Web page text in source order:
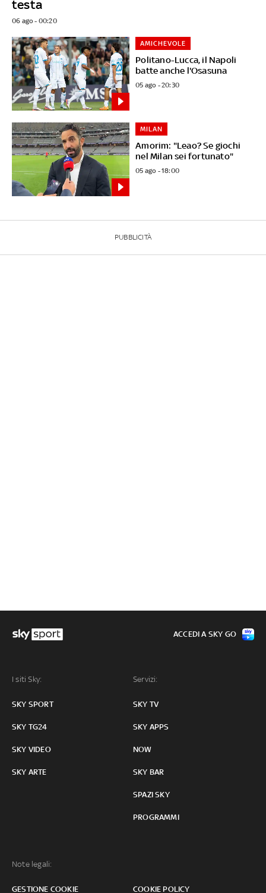
testa
06 ago - 00:20
Politano-Lucca, il Napoli
batte anche l'Osasuna
AMICHEVOLE
05 ago - 20:30
Amorim: "Leao? Se giochi
nel Milan sei fortunato"
MILAN
05 ago - 18:00
PUBBLICITÀ
I siti Sky:
SKY SPORT
SKY TG24
SKY VIDEO
SKY ARTE
Servizi:
SKY TV
SKY APPS
NOW
SKY BAR
SPAZI SKY
PROGRAMMI
Note legali:
GESTIONE COOKIE COOKIE POLICY
ACCEDI A SKY GO